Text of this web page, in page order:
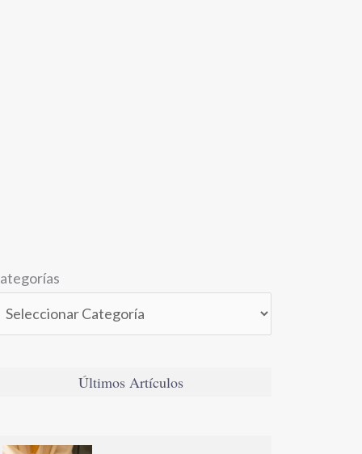
Últimos Artículos